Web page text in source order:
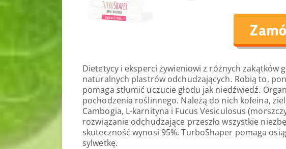
Dietetycy i eksperci żywieniowi z różnych zakątków
naturalnych plastrów odchudzających. Robią to,
pomaga stłumić uczucie głodu jak niedźwiedź.
pochodzenia roślinnego. Należą do nich kofeina,
Cambogia, L-karnityna i Fucus Vesiculosus
rozwiązanie odchudzające przeszło wszystkie
skuteczność wynosi 95%. TurboShaper pomaga
sylwetkę.